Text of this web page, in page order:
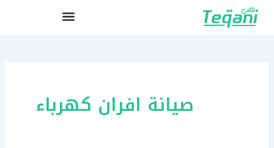
تخطي
صيانة افران كهرباء